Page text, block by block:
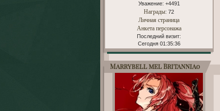
Уважение: +4491
Награды: 72
Личная страница
Анкета персонажа
Последний визит:
Сегодня 01:35:36
Marrybell mel Britannia0